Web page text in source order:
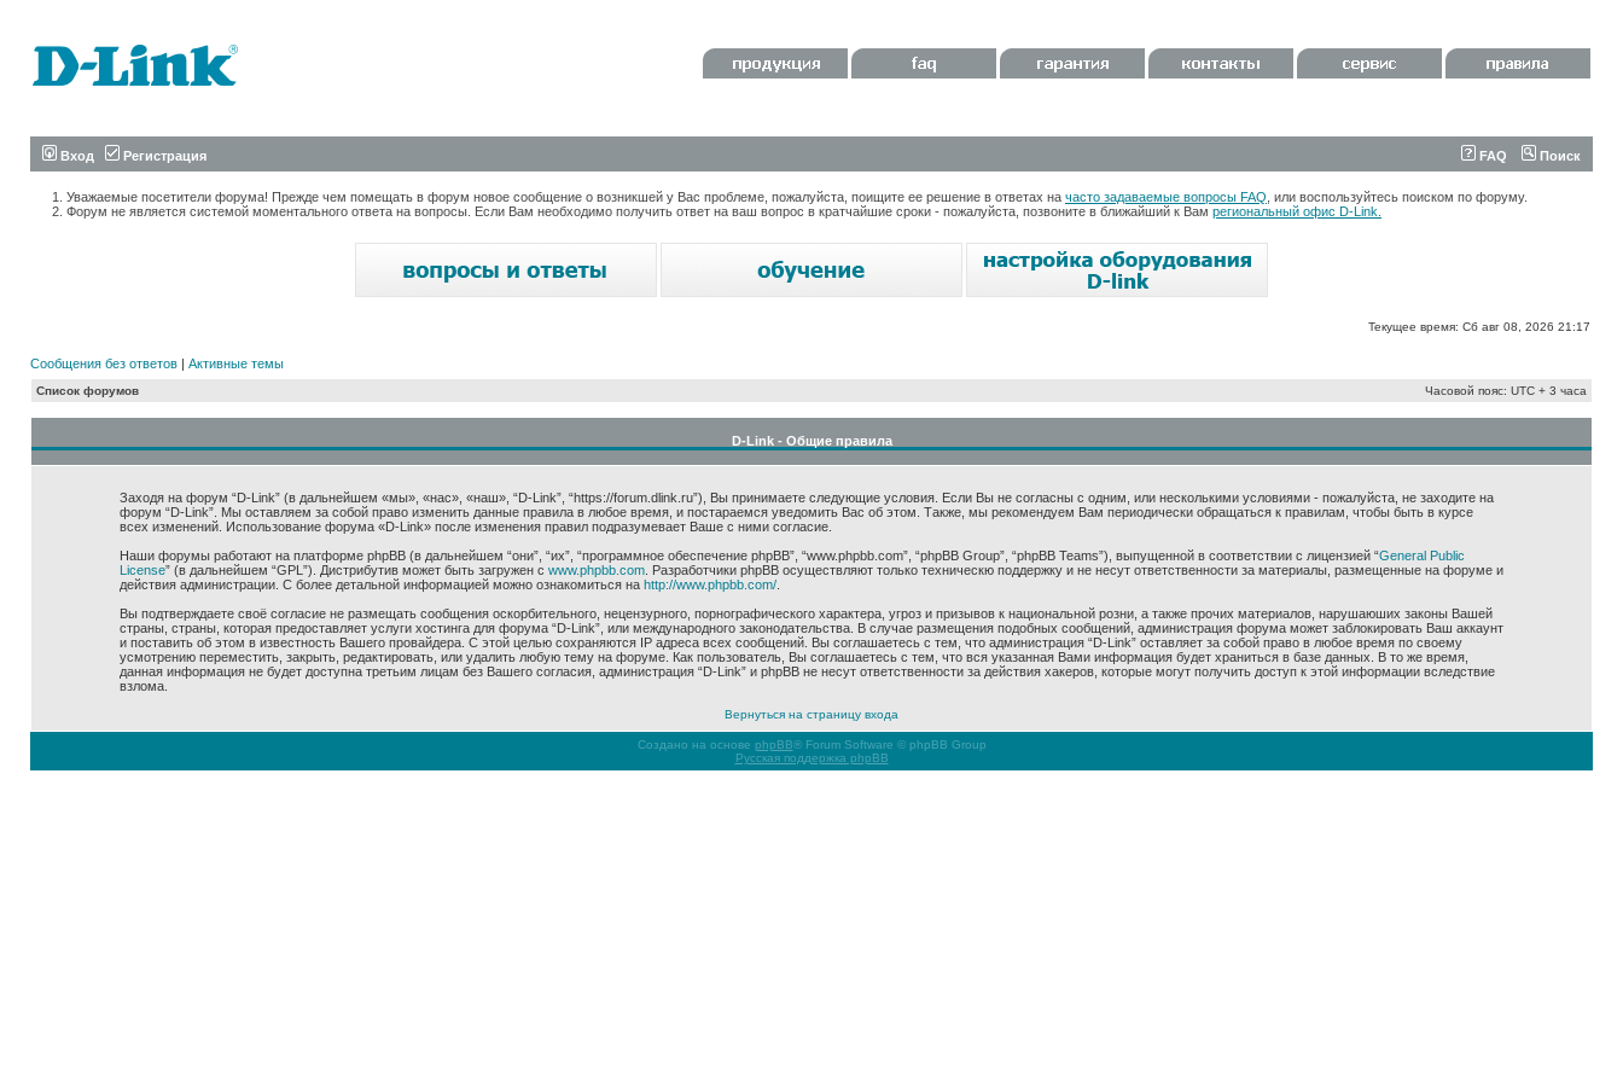
Вход Регистрация FAQ Поиск
Уважаемые посетители форума! Прежде чем помещать в форум новое сообщение о возникшей у Вас проблеме, пожалуйста, поищите ее решение в ответах на часто задаваемые вопросы FAQ , или воспользуйтесь поиском по форуму.
Форум не является системой моментального ответа на вопросы. Если Вам необходимо получить ответ на ваш вопрос в кратчайшие сроки - пожалуйста, позвоните в ближайший к Вам региональный офис D-Link.
Текущее время: Сб авг 08, 2026 21:17
Сообщения без ответов | Активные темы
Список форумов Часовой пояс: UTC + 3 часа
D-Link - Общие правила
Заходя на форум “D-Link” (в дальнейшем «мы», «нас», «наш», “D-Link”, “https://forum.dlink.ru”), Вы принимаете следующие условия. Если Вы не согласны с одним, или несколькими условиями - пожалуйста, не заходите на
форум “D-Link”. Мы оставляем за собой право изменить данные правила в любое время, и постараемся уведомить Вас об этом. Также, мы рекомендуем Вам периодически обращаться к правилам, чтобы быть в курсе
всех изменений. Использование форума «D-Link» после изменения правил подразумевает Ваше с ними согласие.
Наши форумы работают на платформе phpBB (в дальнейшем “они”, “их”, “программное обеспечение phpBB”, “www.phpbb.com”, “phpBB Group”, “phpBB Teams”), выпущенной в соответствии с лицензией “General Public
License” (в дальнейшем “GPL”). Дистрибутив может быть загружен с www.phpbb.com. Разработчики phpBB осуществляют только техническю поддержку и не несут ответственности за материалы, размещенные на форуме и
действия администрации. С более детальной информацией можно ознакомиться на http://www.phpbb.com/.
Вы подтверждаете своё согласие не размещать сообщения оскорбительного, нецензурного, порнографического характера, угроз и призывов к национальной розни, а также прочих материалов, нарушаюших законы Вашей
страны, страны, которая предоставляет услуги хостинга для форума “D-Link”, или международного законодательства. В случае размещения подобных сообщений, администрация форума может заблокировать Ваш аккаунт
и поставить об этом в известность Вашего провайдера. С этой целью сохраняются IP адреса всех сообщений. Вы соглашаетесь с тем, что администрация “D-Link” оставляет за собой право в любое время по своему
усмотрению переместить, закрыть, редактировать, или удалить любую тему на форуме. Как пользователь, Вы соглашаетесь с тем, что вся указанная Вами информация будет храниться в базе данных. В то же время,
данная информация не будет доступна третьим лицам без Вашего согласия, администрация “D-Link” и phpBB не несут ответственности за действия хакеров, которые могут получить доступ к этой информации вследствие
взлома.
Вернуться на страницу входа
Создано на основе phpBB® Forum Software © phpBB Group
Русская поддержка phpBB